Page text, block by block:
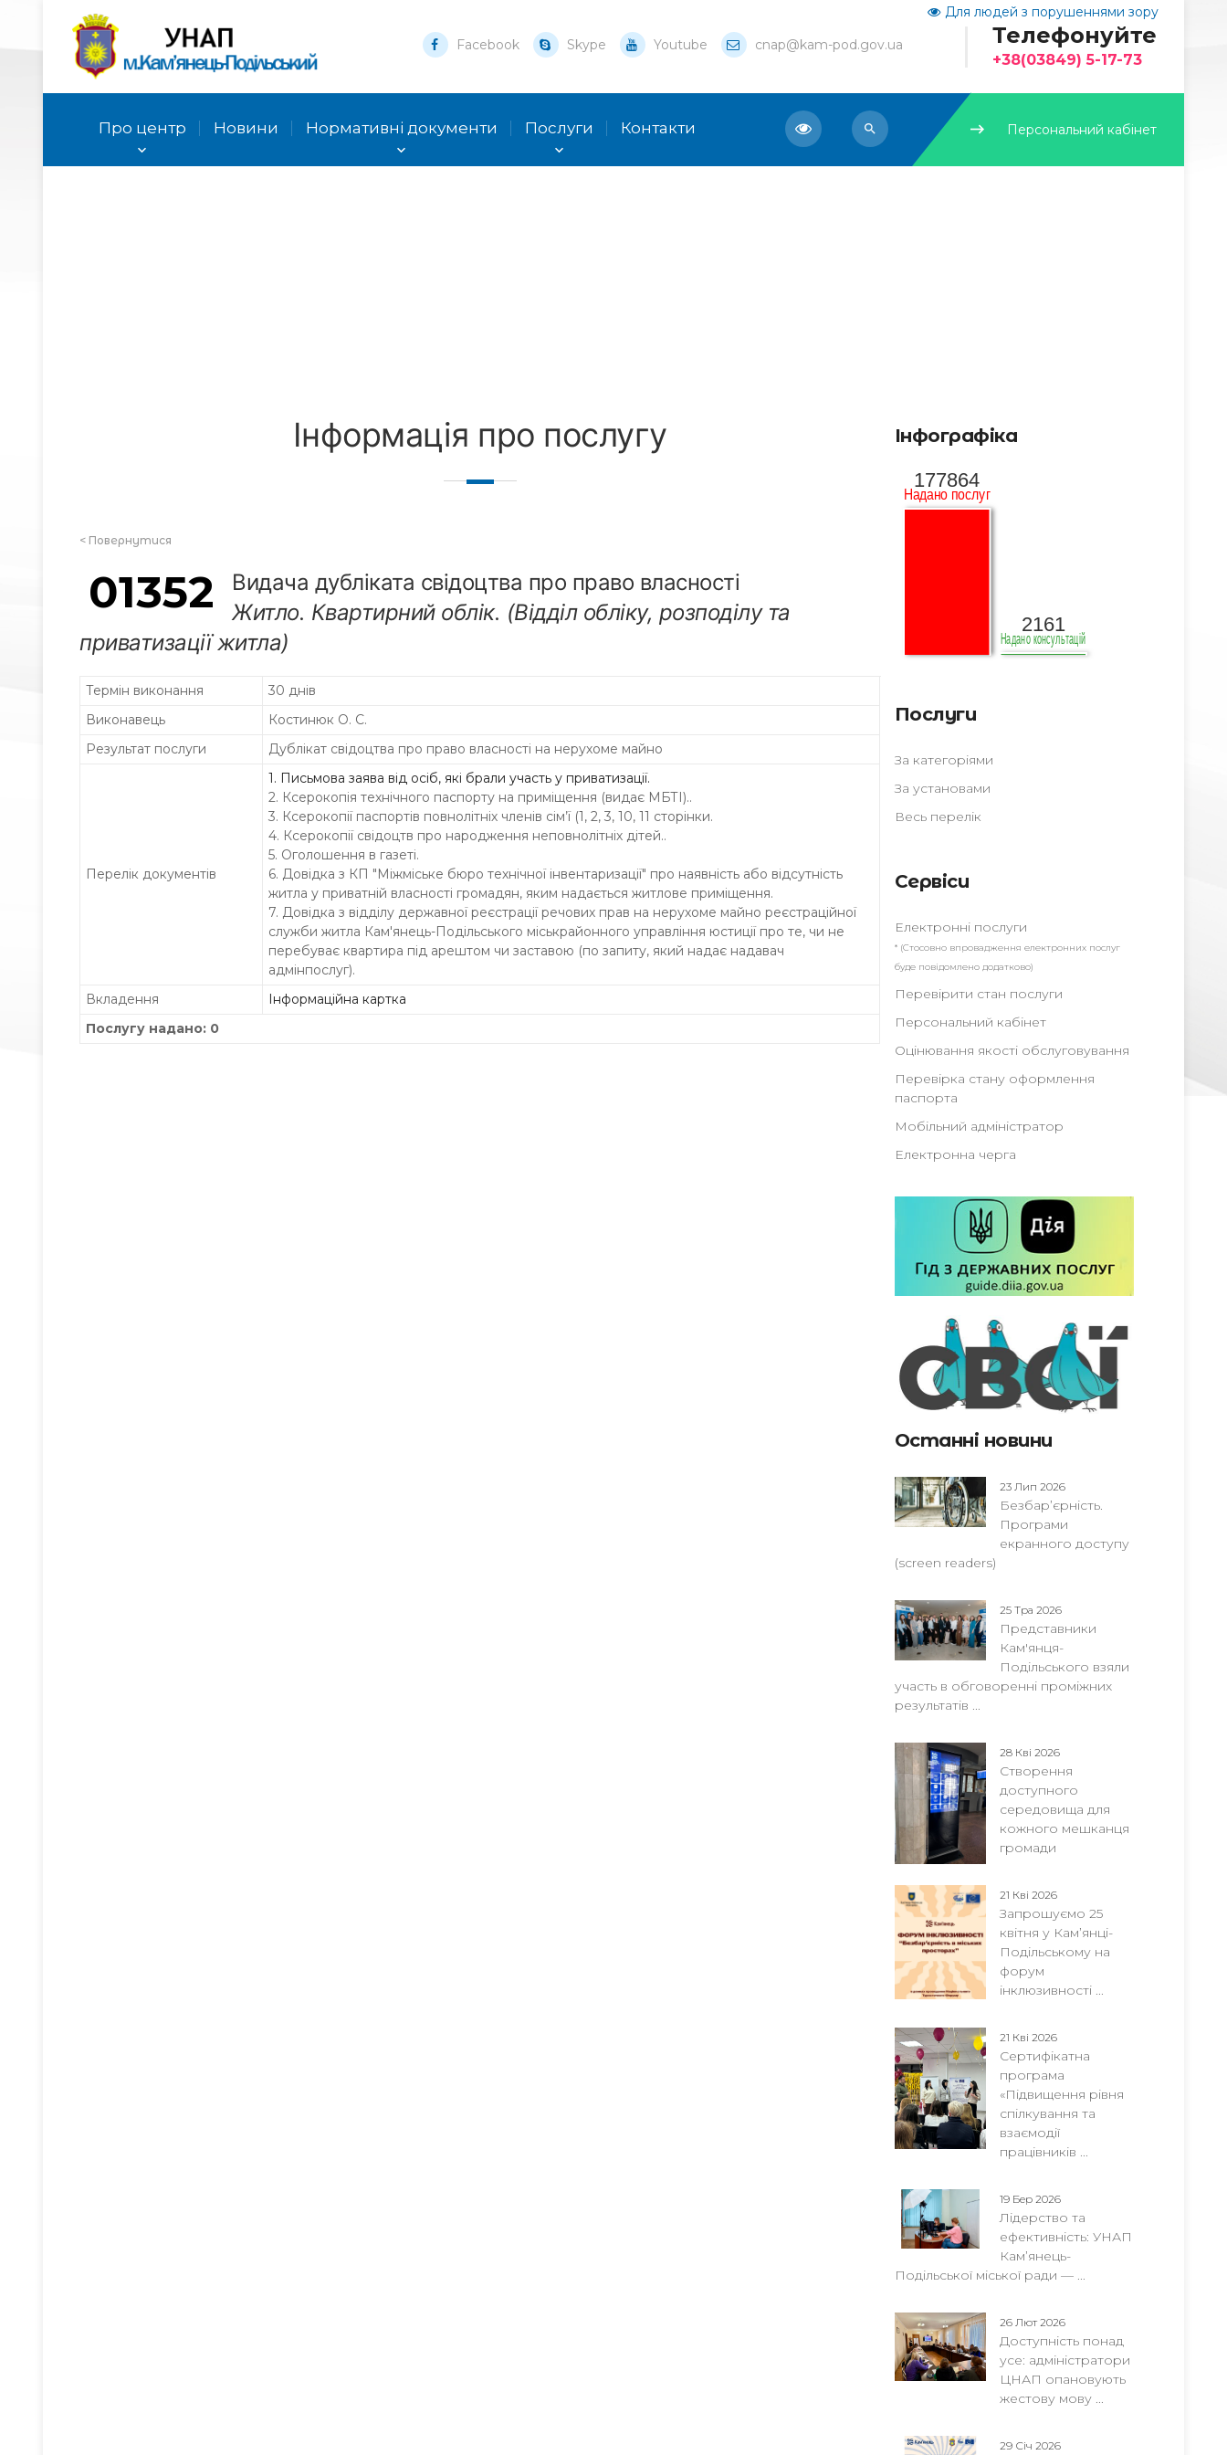
Facebook Skype Youtube cnap@kam-pod.gov.ua Телефонуйте
+38(03849) 5-17-73
Для людей з порушеннями зору
Про центр Новини Нормативні документи Послуги Контакти Персональний кабінет
Інформація про послугу
< Повернутися
01352
Видача дубліката свідоцтва про право власності
Житло. Квартирний облік. (Відділ обліку, розподілу та
приватизації житла)
Термін виконання
30 днів
Виконавець
Костинюк О. С.
Результат послуги
Дублікат свідоцтва про право власності на нерухоме майно
Перелік документів
1. Письмова заява від осіб, які брали участь у приватизації.
2. Ксерокопія технічного паспорту на приміщення (видає МБТІ)..
3. Ксерокопії паспортів повнолітніх членів сім’ї (1, 2, 3, 10, 11 сторінки.
4. Ксерокопії свідоцтв про народження неповнолітніх дітей..
5. Оголошення в газеті.
6. Довідка з КП "Міжміське бюро технічної інвентаризації" про наявність або відсутність
житла у приватній власності громадян, яким надається житлове приміщення.
7. Довідка з відділу державної реєстрації речових прав на нерухоме майно реєстраційної
служби житла Кам'янець-Подільського міськрайонного управління юстиції про те, чи не
перебуває квартира під арештом чи заставою (по запиту, який надає надавач
адмінпослуг).
Вкладення
Інформаційна картка
Послугу надано: 0
Інфографіка
Послуги
За категоріями
За установами
Весь перелік
Сервіси
Електронні послуги
* (Стосовно впровадження електронних послуг
буде повідомлено додатково)
Перевірити стан послуги
Персональний кабінет
Оцінювання якості обслуговування
Перевірка стану оформлення
паспорта
Мобільний адміністратор
Електронна черга
Останні новини
23 Лип 2026
Безбар’єрність.
Програми
екранного доступу
(screen readers)
25 Тра 2026
Представники
Кам'янця-
Подільського взяли
участь в обговоренні проміжних
результатів ...
28 Кві 2026
Створення
доступного
середовища для
кожного мешканця
громади
21 Кві 2026
Запрошуємо 25
квітня у Кам’янці-
Подільському на
форум
інклюзивності ...
21 Кві 2026
Сертифікатна
програма
«Підвищення рівня
спілкування та
взаємодії
працівників ...
19 Бер 2026
Лідерство та
ефективність: УНАП
Кам’янець-
Подільської міської ради — ...
26 Лют 2026
Доступність понад
усе: адміністратори
ЦНАП опановують
жестову мову ...
29 Січ 2026